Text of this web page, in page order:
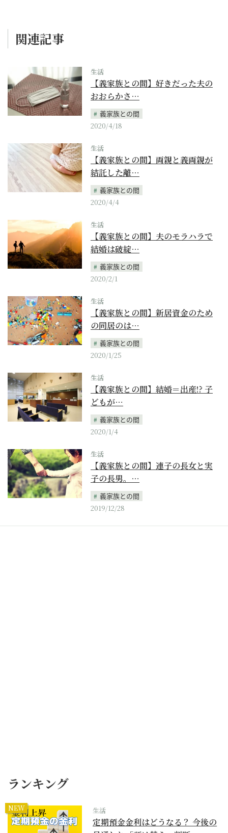
関連記事
生活
【義家族との間】好きだった夫の
おおらかさ…
義家族との間
2020/4/18
生活
【義家族との間】両親と義両親が
結託した離…
義家族との間
2020/4/4
生活
【義家族との間】夫のモラハラで
結婚は破綻…
義家族との間
2020/2/1
生活
【義家族との間】新居資金のため
の同居のは…
義家族との間
2020/1/25
生活
【義家族との間】結婚＝出産!? 子
どもが…
義家族との間
2020/1/4
生活
【義家族との間】連子の長女と実
子の長男。…
義家族との間
2019/12/28
ランキング
NEW 生活
定期預金金利はどうなる？ 今後の